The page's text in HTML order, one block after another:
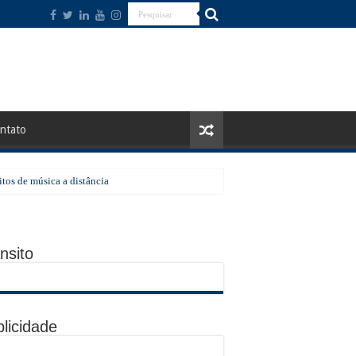
de música a distância
a receber a ação em agosto
de pico